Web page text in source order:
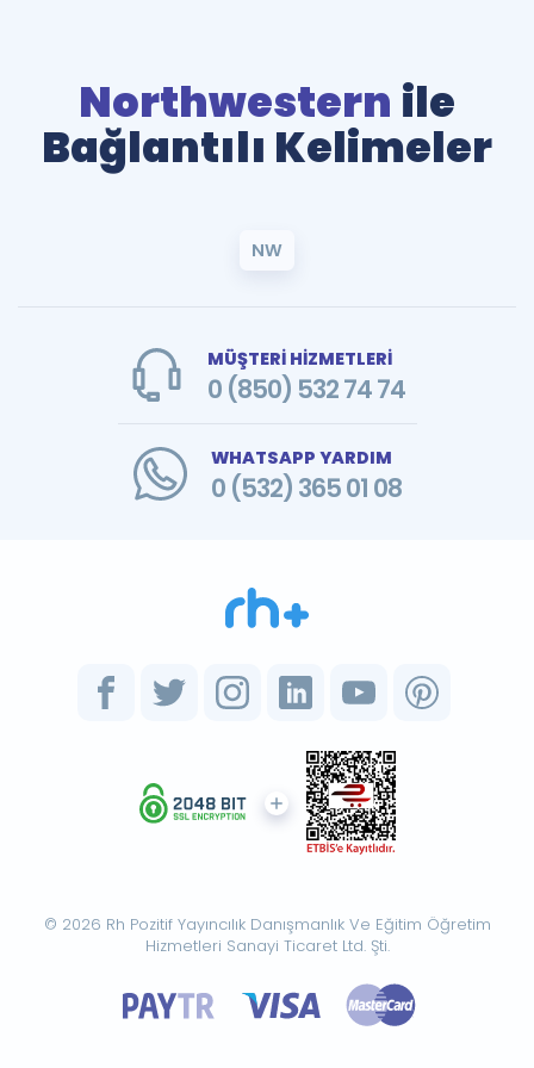
Northwestern ile
Bağlantılı Kelimeler
NW
MÜŞTERİ HİZMETLERİ
0 (850) 532 74 74
WHATSAPP YARDIM
0 (532) 365 01 08
© 2026 Rh Pozitif Yayıncılık Danışmanlık Ve Eğitim Öğretim
Hizmetleri Sanayi Ticaret Ltd. Şti.